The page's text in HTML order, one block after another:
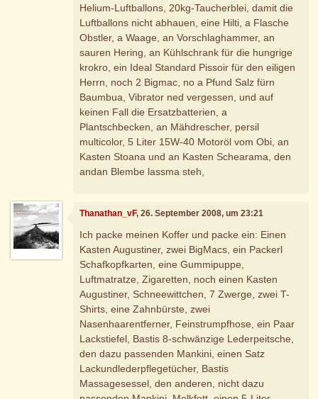
Helium-Luftballons, 20kg-Taucherblei, damit die
Luftballons nicht abhauen, eine Hilti, a Flasche
Obstler, a Waage, an Vorschlaghammer, an
sauren Hering, an Kühlschrank für die hungrige
krokro, ein Ideal Standard Pissoir für den eiligen
Herrn, noch 2 Bigmac, no a Pfund Salz fürn
Baumbua, Vibrator ned vergessen, und auf
keinen Fall die Ersatzbatterien, a
Plantschbecken, an Mähdrescher, persil
multicolor, 5 Liter 15W-40 Motoröl vom Obi, an
Kasten Stoana und an Kasten Schearama, den
andan Blembe lassma steh,
Thanathan_vF, 26. September 2008, um 23:21
Ich packe meinen Koffer und packe ein: Einen
Kasten Augustiner, zwei BigMacs, ein Packerl
Schafkopfkarten, eine Gummipuppe,
Luftmatratze, Zigaretten, noch einen Kasten
Augustiner, Schneewittchen, 7 Zwerge, zwei T-
Shirts, eine Zahnbürste, zwei
Nasenhaarentferner, Feinstrumpfhose, ein Paar
Lackstiefel, Bastis 8-schwänzige Lederpeitsche,
den dazu passenden Mankini, einen Satz
Lackundlederpflegetücher, Bastis
Massagesessel, den anderen, nicht dazu